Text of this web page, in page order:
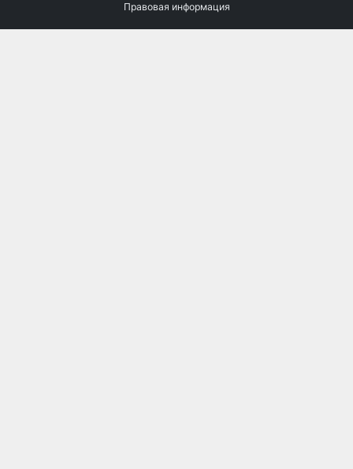
Правовая информация